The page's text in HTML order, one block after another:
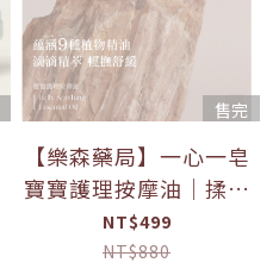
售完
【樂森藥局】一心一皂
寶寶護理按摩油│揉腹
油 10mL 嬰兒油
(26/02/03)
NT$499
NT$880